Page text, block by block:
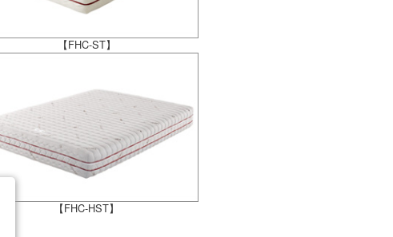
【FHC-ST】
【FHC-HST】